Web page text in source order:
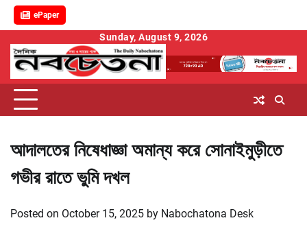
ePaper
content
Sunday, August 9, 2026
আদালতের নিষেধাজ্ঞা অমান্য করে সোনাইমুড়ীতে
গভীর রাতে ভুমি দখল
Posted on October 15, 2025 by Nabochatona Desk